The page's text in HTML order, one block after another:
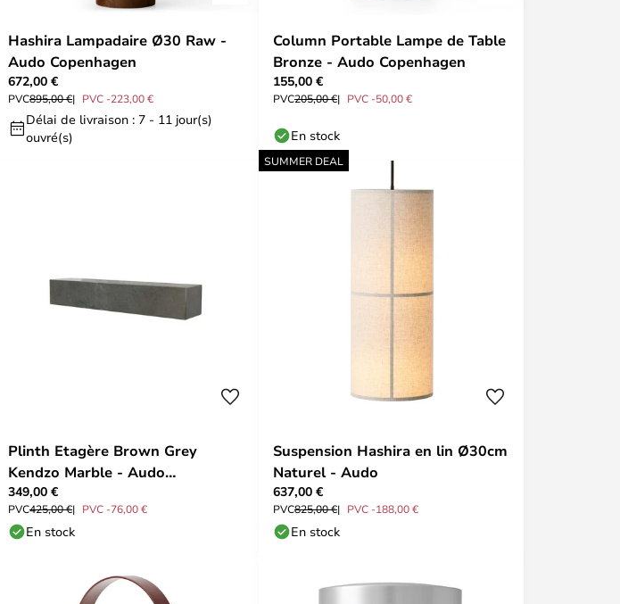
Hashira Lampadaire Ø30 Raw -
Audo Copenhagen
672,00 €
PVC895,00 € PVC -223,00 €
Délai de livraison : 7 - 11 jour(s)
ouvré(s)
Column Portable Lampe de Table
Bronze - Audo Copenhagen
155,00 €
PVC205,00 € PVC -50,00 €
En stock
Plinth Etagère Brown Grey
Kendzo Marble - Audo
Copenhagen
349,00 €
PVC425,00 € PVC -76,00 €
En stock
SUMMER DEAL
Suspension Hashira en lin Ø30cm
Naturel - Audo
637,00 €
PVC825,00 € PVC -188,00 €
En stock